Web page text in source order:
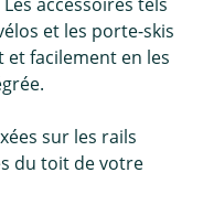
et les porte-skis
facilement en les
sur les rails
du toit de votre